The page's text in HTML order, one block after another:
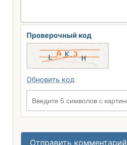
Проверочный код
Обновить код
Отправить комментарий